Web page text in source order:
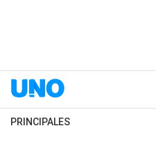
PRINCIPALES